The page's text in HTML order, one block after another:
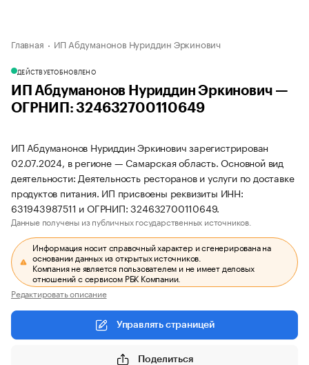
Главная ИП Абдуманонов Нуриддин Эркинович
ДЕЙСТВУЕТОБНОВЛЕНО
ИП Абдуманонов Нуриддин Эркинович —
ОГРНИП: 324632700110649
ИП Абдуманонов Нуриддин Эркинович зарегистрирован
02.07.2024, в регионе — Самарская область. Основной вид
деятельности: Деятельность ресторанов и услуги по доставке
продуктов питания. ИП присвоены реквизиты ИНН:
631943987511 и ОГРНИП: 324632700110649.
Данные получены из публичных государственных источников.
Информация носит справочный характер и сгенерирована на
основании данных из открытых источников.
Компания не является пользователем и не имеет деловых
отношений с сервисом РБК Компании.
Редактировать описание
Управлять страницей
Поделиться